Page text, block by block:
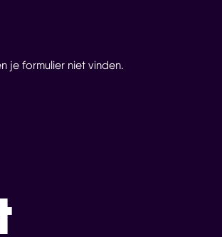
je formulier niet vinden.